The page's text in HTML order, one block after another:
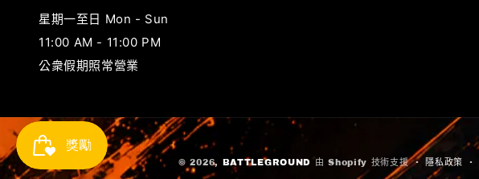
星期一至日 Mon - Sun
11:00 AM - 11:00 PM
公衆假期照常營業
© 2026, BATTLEGROUND 由 Shopify 技術支援 隱私政策